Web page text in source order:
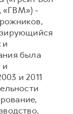
«ГВМ») -
и
была
и
и 2011